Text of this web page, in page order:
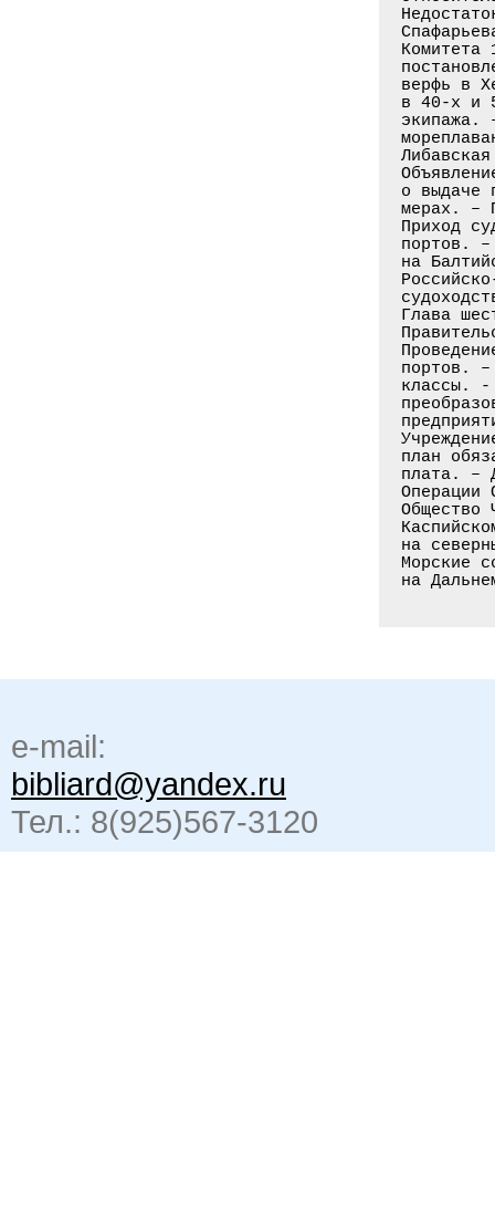
Комитета
верфь в
в 40-х и
экипажа.
о выдаче
мерах. –
Приход
портов. –
на
Глава
портов. –
классы. -
план
плата. –
Операции
Общество
на
Морские
на
e-mail:
bibliard@yandex.ru
Тел.: 8(925)567-3120